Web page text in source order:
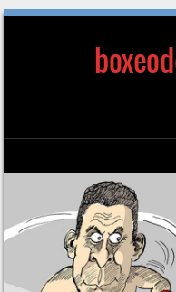
Saltar al contenido